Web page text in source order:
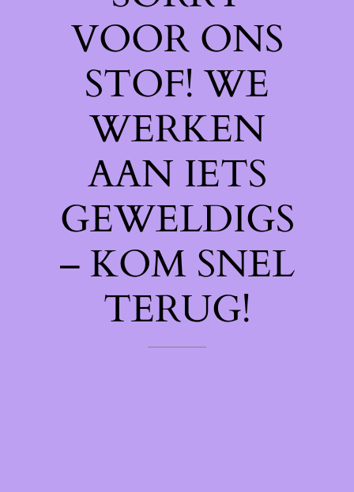
VOOR ONS
STOF! WE
WERKEN
AAN IETS
GEWELDIGS
– KOM SNEL
TERUG!